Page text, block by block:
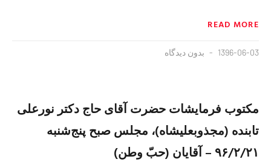
READ MORE
1396-06-03 بدون دیدگاه
مکتوب فرمایشات حضرت آقای حاج دکتر نورعلی
تابنده (مجذوبعلیشاه)، مجلس صبح پنج‌شنبه
۹۶/۲/۲۱ – آقایان (حبّ وطن)